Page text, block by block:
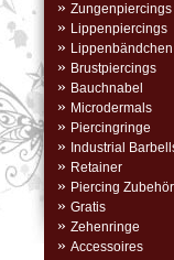
» Zungenpiercings
» Lippenpiercings
» Lippenbändchen
» Brustpiercings
» Bauchnabel
» Microdermals
» Piercingringe
» Industrial
» Retainer
» Piercing Zubehör
» Gratis
» Zehenringe
» Accessoires